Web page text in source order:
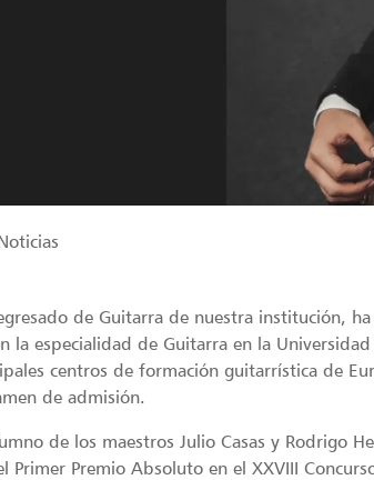
de Guitarra de nuestra institución,
la especialidad de Guitarra en la
centros de formación guitarrística de
de admisión.
de los maestros Julio Casas y Rodrigo
Primer Premio Absoluto en el XXVIII